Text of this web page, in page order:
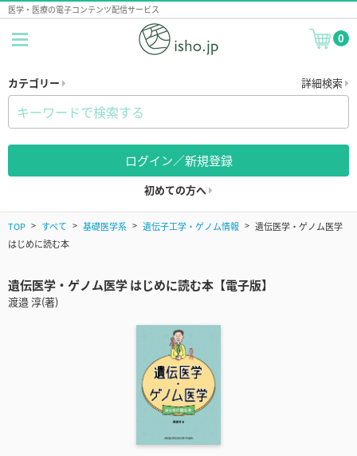
医学・医療の電子コンテンツ配信サービス
0
カテゴリー 詳細検索
ログイン／新規登録
初めての方へ
TOP すべて 基礎医学系 遺伝子工学・ゲノム情報
遺伝医学・ゲノム医学
はじめに読む本
遺伝医学・ゲノム医学 はじめに読む本【電子版】
渡邉 淳(著)